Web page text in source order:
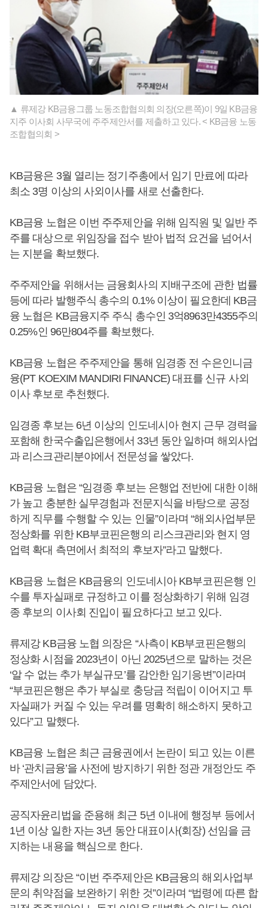
▲ 류제강 KB금융그룹 노동조합협의회 의장(오른쪽)이 9일 KB금융
지주 이사회 사무국에 주주제안서를 제출하고 있다. < KB금융 노동
조합협의회 >
KB금융은 3월 열리는 정기주총에서 임기 만료에 따라
최소 3명 이상의 사외이사를 새로 선출한다.
KB금융 노협은 이번 주주제안을 위해 임직원 및 일반 주
주를 대상으로 위임장을 접수 받아 법적 요건을 넘어서
는 지분을 확보했다.
주주제안을 위해서는 금융회사의 지배구조에 관한 법률
등에 따라 발행주식 총수의 0.1% 이상이 필요한데 KB금
융 노협은 KB금융지주 주식 총수인 3억8963만4355주의
0.25%인 96만804주를 확보했다.
KB금융 노협은 주주제안을 통해 임경종 전 수은인니금
융(PT KOEXIM MANDIRI FINANCE) 대표를 신규 사외
이사 후보로 추천했다.
임경종 후보는 6년 이상의 인도네시아 현지 근무 경력을
포함해 한국수출입은행에서 33년 동안 일하며 해외사업
과 리스크관리분야에서 전문성을 쌓았다.
KB금융 노협은 “임경종 후보는 은행업 전반에 대한 이해
가 높고 충분한 실무경험과 전문지식을 바탕으로 공정
하게 직무를 수행할 수 있는 인물”이라며 “해외사업부문
정상화를 위한 KB부코핀은행의 리스크관리와 현지 영
업력 확대 측면에서 최적의 후보자”라고 말했다.
KB금융 노협은 KB금융의 인도네시아 KB부코핀은행 인
수를 투자실패로 규정하고 이를 정상화하기 위해 임경
종 후보의 이사회 진입이 필요하다고 보고 있다.
류제강 KB금융 노협 의장은 “사측이 KB부코핀은행의
정상화 시점을 2023년이 아닌 2025년으로 말하는 것은
‘알 수 없는 추가 부실규모’를 감안한 임기응변”이라며
“부코핀은행은 추가 부실로 충당금 적립이 이어지고 투
자실패가 커질 수 있는 우려를 명확히 해소하지 못하고
있다”고 말했다.
KB금융 노협은 최근 금융권에서 논란이 되고 있는 이른
바 ‘관치금융’을 사전에 방지하기 위한 정관 개정안도 주
주제안서에 담았다.
공직자윤리법을 준용해 최근 5년 이내에 행정부 등에서
1년 이상 일한 자는 3년 동안 대표이사(회장) 선임을 금
지하는 내용을 핵심으로 한다.
류제강 의장은 “이번 주주제안은 KB금융의 해외사업부
문의 취약점을 보완하기 위한 것”이라며 “법령에 따른 합